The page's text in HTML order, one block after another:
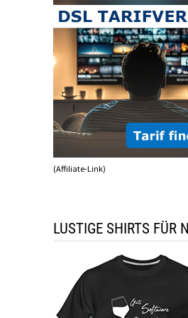
(Affiliate-Link)
LUSTIGE SHIRTS FÜR